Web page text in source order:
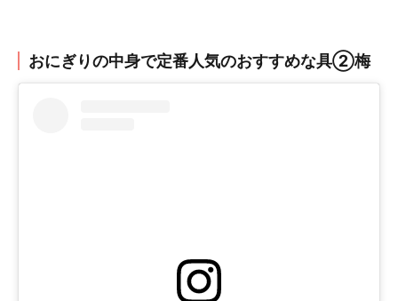
おにぎりの中身で定番人気のおすすめな具②梅